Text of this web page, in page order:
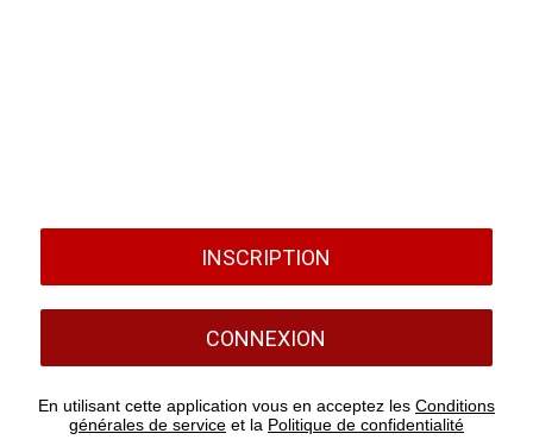
INSCRIPTION
CONNEXION
En utilisant cette application vous en acceptez les Conditions
générales de service et la Politique de confidentialité